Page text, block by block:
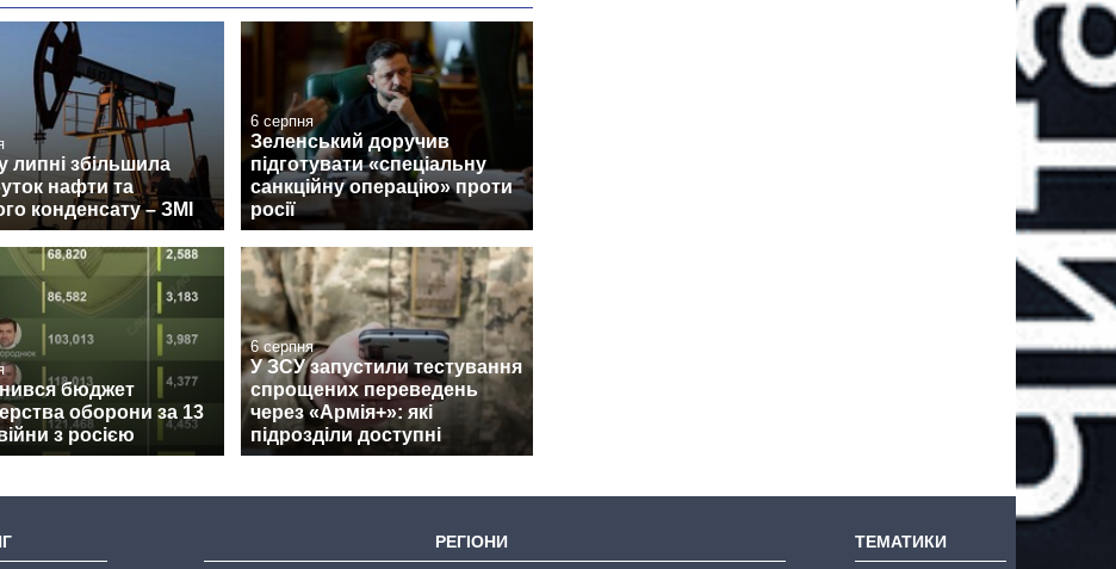
липні збільшила
нафти та
конденсату – ЗМІ
6 серпня
Зеленський доручив
підготувати «спеціальну
санкційну операцію» проти
росії
бюджет
оборони за 13
з росією
6 серпня
У ЗСУ запустили тестування
спрощених переведень
через «Армія+»: які
підрозділи доступні
РЕГІОНИ ТЕМАТИКИ